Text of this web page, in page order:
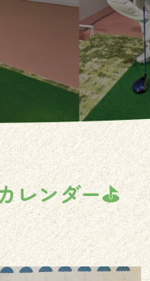
レンダー⛳️